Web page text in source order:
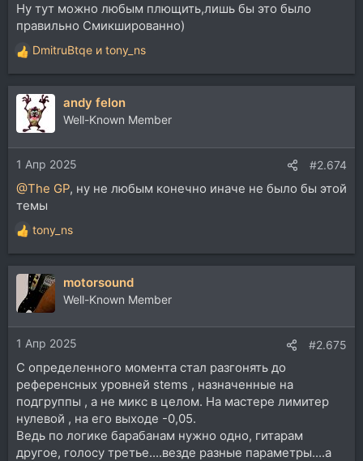
Ну тут можно любым плющить,лишь бы это было
правильно Смикшированно)
Р
е
а
и
и
:
DmitruBtqe и tony_ns
andy felon
Well-Known Member
1 Апр 2025 #2.674
@The GP, ну не любым конечно иначе не было бы этой
темы
Р
е
а
и
и
:
tony_ns
motorsound
Well-Known Member
1 Апр 2025 #2.675
С определенного момента стал разгонять до
референсных уровней stems , назначенные на
подгруппы , а не микс в целом. На мастере лимитер
нулевой , на его выходе -0,05.
Ведь по логике барабанам нужно одно, гитарам
другое, голосу третье....везде разные параметры....а